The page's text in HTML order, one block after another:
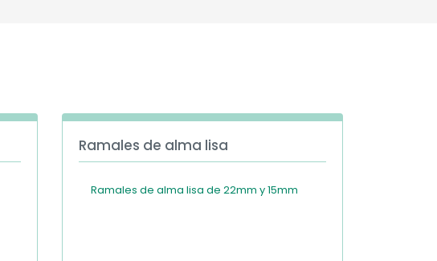
Ramales de alma lisa
Ramales de alma lisa de 22mm y 15mm